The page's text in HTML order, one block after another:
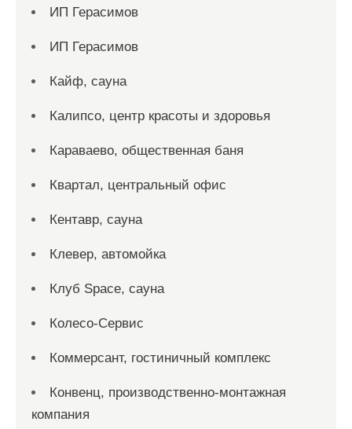
ИП Герасимов
ИП Герасимов
Кайф, сауна
Калипсо, центр красоты и здоровья
Караваево, общественная баня
Квартал, центральный офис
Кентавр, сауна
Клевер, автомойка
Клуб Space, сауна
Колесо-Сервис
Коммерсант, гостиничный комплекс
Конвенц, производственно-монтажная
компания